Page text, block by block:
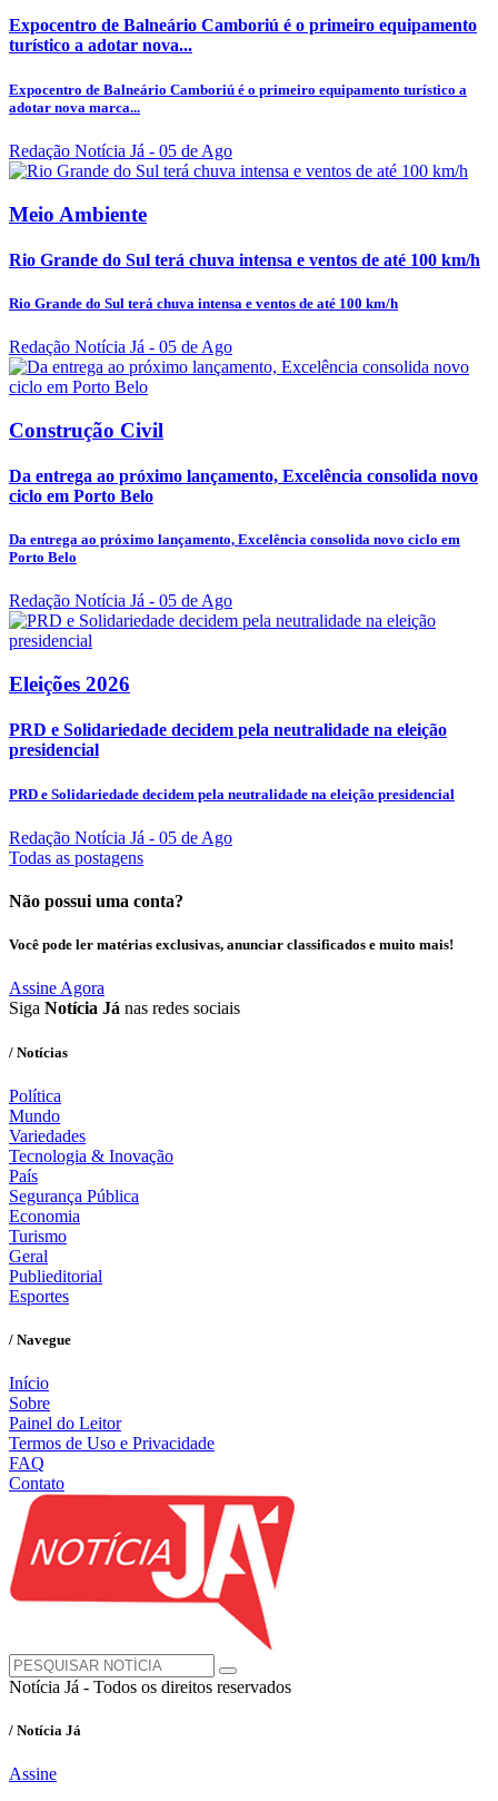
Expocentro de Balneário Camboriú é o primeiro equipamento
turístico a adotar nova...
Expocentro de Balneário Camboriú é o primeiro equipamento turístico a
adotar nova marca...
Redação Notícia Já - 05 de Ago
Meio Ambiente
Rio Grande do Sul terá chuva intensa e ventos de até 100 km/h
Rio Grande do Sul terá chuva intensa e ventos de até 100 km/h
Redação Notícia Já - 05 de Ago
Construção Civil
Da entrega ao próximo lançamento, Excelência consolida novo
ciclo em Porto Belo
Da entrega ao próximo lançamento, Excelência consolida novo ciclo em
Porto Belo
Redação Notícia Já - 05 de Ago
Eleições 2026
PRD e Solidariedade decidem pela neutralidade na eleição
presidencial
PRD e Solidariedade decidem pela neutralidade na eleição presidencial
Redação Notícia Já - 05 de Ago
Todas as postagens
Não possui uma conta?
Você pode ler matérias exclusivas, anunciar classificados e muito mais!
Assine Agora
Siga Notícia Já nas redes sociais
/ Notícias
Política
Mundo
Variedades
Tecnologia & Inovação
País
Segurança Pública
Economia
Turismo
Geral
Publieditorial
Esportes
/ Navegue
Início
Sobre
Painel do Leitor
Termos de Uso e Privacidade
FAQ
Contato
Notícia Já - Todos os direitos reservados
/ Notícia Já
Assine